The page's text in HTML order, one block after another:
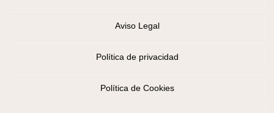
Aviso Legal
Política de privacidad
Política de Cookies